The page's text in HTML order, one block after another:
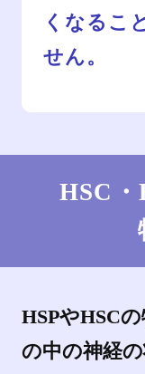
くなるこ
せん。
HSC・
HSPやHSC
の中の神経